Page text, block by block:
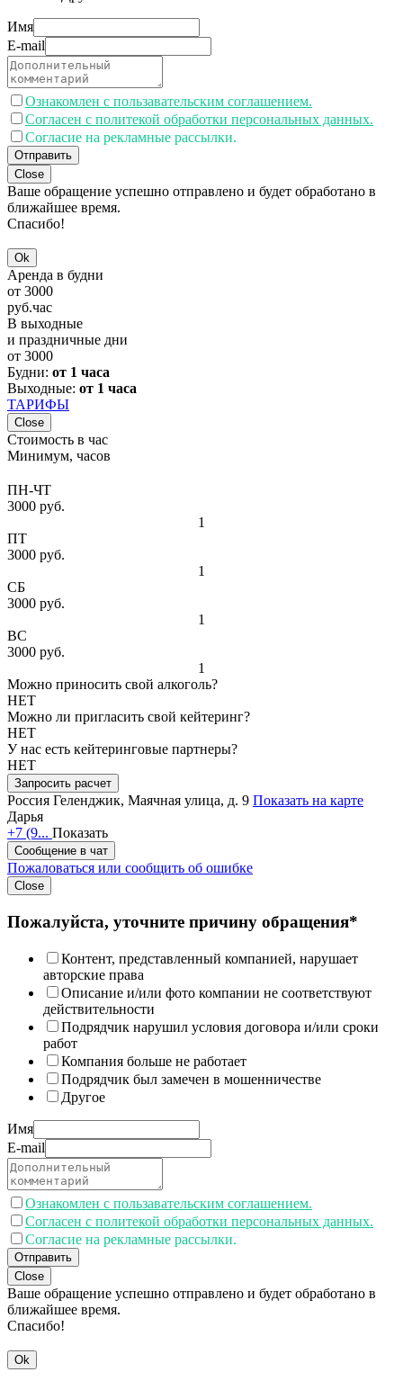
Имя
E-mail
Ознакомлен с пользавательским соглашением.
Согласен с политекой обработки персональных данных.
Согласие на рекламные рассылки.
Отправить
Close
Ваше обращение успешно отправлено и будет обработано в
ближайшее время.
Спасибо!
Ok
Аренда в будни
от 3000
руб.час
В выходные
и праздничные дни
от 3000
Будни: от 1 часа
Выходные: от 1 часа
ТАРИФЫ
Close
Стоимость в час
Минимум, часов
ПН-ЧТ
3000 руб.
1
ПТ
3000 руб.
1
СБ
3000 руб.
1
ВС
3000 руб.
1
Можно приносить свой алкоголь?
НЕТ
Можно ли пригласить свой кейтеринг?
НЕТ
У нас есть кейтеринговые партнеры?
НЕТ
Запросить расчет
Россия Геленджик, Маячная улица, д. 9 Показать на карте
Дарья
+7 (9... Показать
Сообщение в чат
Пожаловаться или сообщить об ошибке
Close
Пожалуйста, уточните причину обращения*
Контент, представленный компанией, нарушает
авторские права
Описание и/или фото компании не соответствуют
действительности
Подрядчик нарушил условия договора и/или сроки
работ
Компания больше не работает
Подрядчик был замечен в мошенничестве
Другое
Имя
E-mail
Ознакомлен с пользавательским соглашением.
Согласен с политекой обработки персональных данных.
Согласие на рекламные рассылки.
Отправить
Close
Ваше обращение успешно отправлено и будет обработано в
ближайшее время.
Спасибо!
Ok